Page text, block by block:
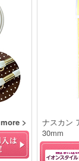
more >
ナスカン
30mm